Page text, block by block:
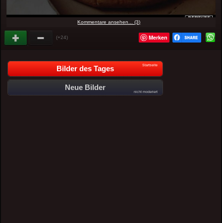
Kommentare ansehen... (3)
(+24) Merken
Bilder des Tages Startseite
Neue Bilder
nicht moderiert